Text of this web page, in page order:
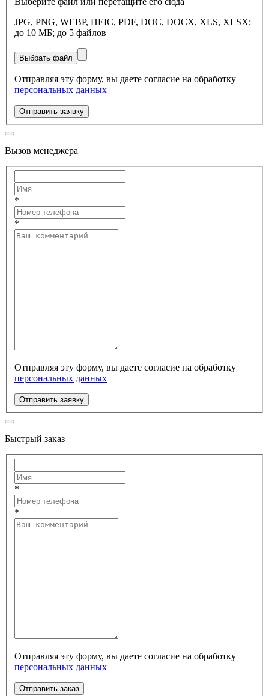
JPG, PNG, WEBP, HEIC, PDF, DOC, DOCX, XLS, XLSX;
до 10 МБ; до 5 файлов
Выбрать файл
Отправляя эту форму, вы даете согласие на обработку
персональных данных
Отправить заявку
Вызов менеджера
*
*
Отправляя эту форму, вы даете согласие на обработку
персональных данных
Отправить заявку
Быстрый заказ
*
*
Отправляя эту форму, вы даете согласие на обработку
персональных данных
Отправить заказ